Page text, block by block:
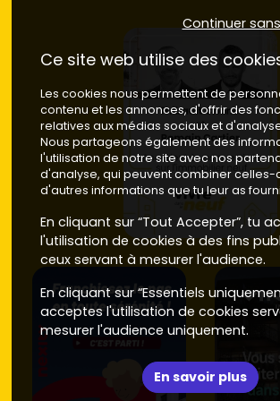
Ces fourchettes reflètent lestendances
énergétique, le stationnement et la
Neuf ou ancien à
fais le bon choix pour ton
Prix d'achat
Neuf à Mittelhausbergen: la
appartements neufs se situent
€/m². Tu profites de frais de
%)et d'aucun gros travaux à court
Ancien à Mittelhausbergen: les
selon l'état, la copropriété et
Attention au budget travaux
isolation).
Performances énergétiques
Continuer
Ce site web utilise des
Les cookies nous permettent de
contenu et les annonces, d'offrir des
relatives aux médias sociaux et
Nous partageons également des
l'utilisation de notre site avec nos
d'analyse, qui peuvent combiner celles-
d'autres informations que tu leur as
En cliquant sur “Tout Accepter”, tu
l'utilisation de cookies à des fins
ceux servant à mesurer l'audience.
En cliquant sur “Essentiels
acceptes l'utilisation de cookies
mesurer l'audience uniquement.
En savoir plus